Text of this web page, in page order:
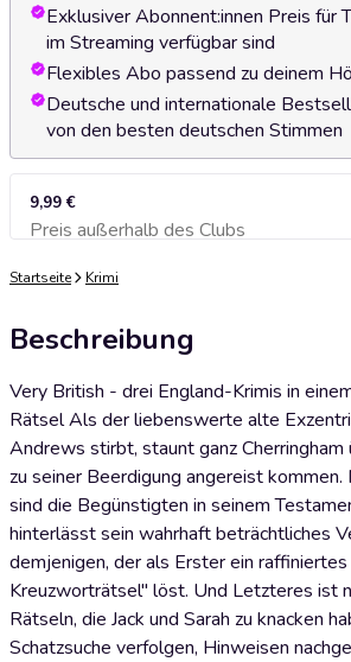
Exklusiver Abonnent:innen Preis für
im Streaming verfügbar sind
Flexibles Abo passend zu deinem
Deutsche und internationale
von den besten deutschen Stimmen
9,99 €
Preis außerhalb des ClubsZum Warenkorb hinzufügen
Startseite Krimi
Beschreibung
Very British - drei England-Krimis in
Rätsel Als der liebenswerte alte
Andrews stirbt, staunt ganz Cherringham
zu seiner Beerdigung angereist kommen.
sind die Begünstigten in seinem
hinterlässt sein wahrhaft beträchtliches
demjenigen, der als Erster ein
Kreuzworträtsel" löst. Und Letzteres ist
Rätseln, die Jack und Sarah zu knacken
Schatzsuche verfolgen, Hinweisen